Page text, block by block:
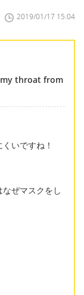
2019/01/17 15:04
throat from
いですね！
ぜマスクをし